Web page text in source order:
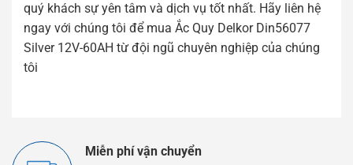
quý khách sự yên tâm và dịch vụ tốt nhất. Hãy liên hệ
ngay với chúng tôi để mua Ắc Quy Delkor Din56077
Silver 12V-60AH từ đội ngũ chuyên nghiệp của chúng
tôi
Miễn phí vận chuyển